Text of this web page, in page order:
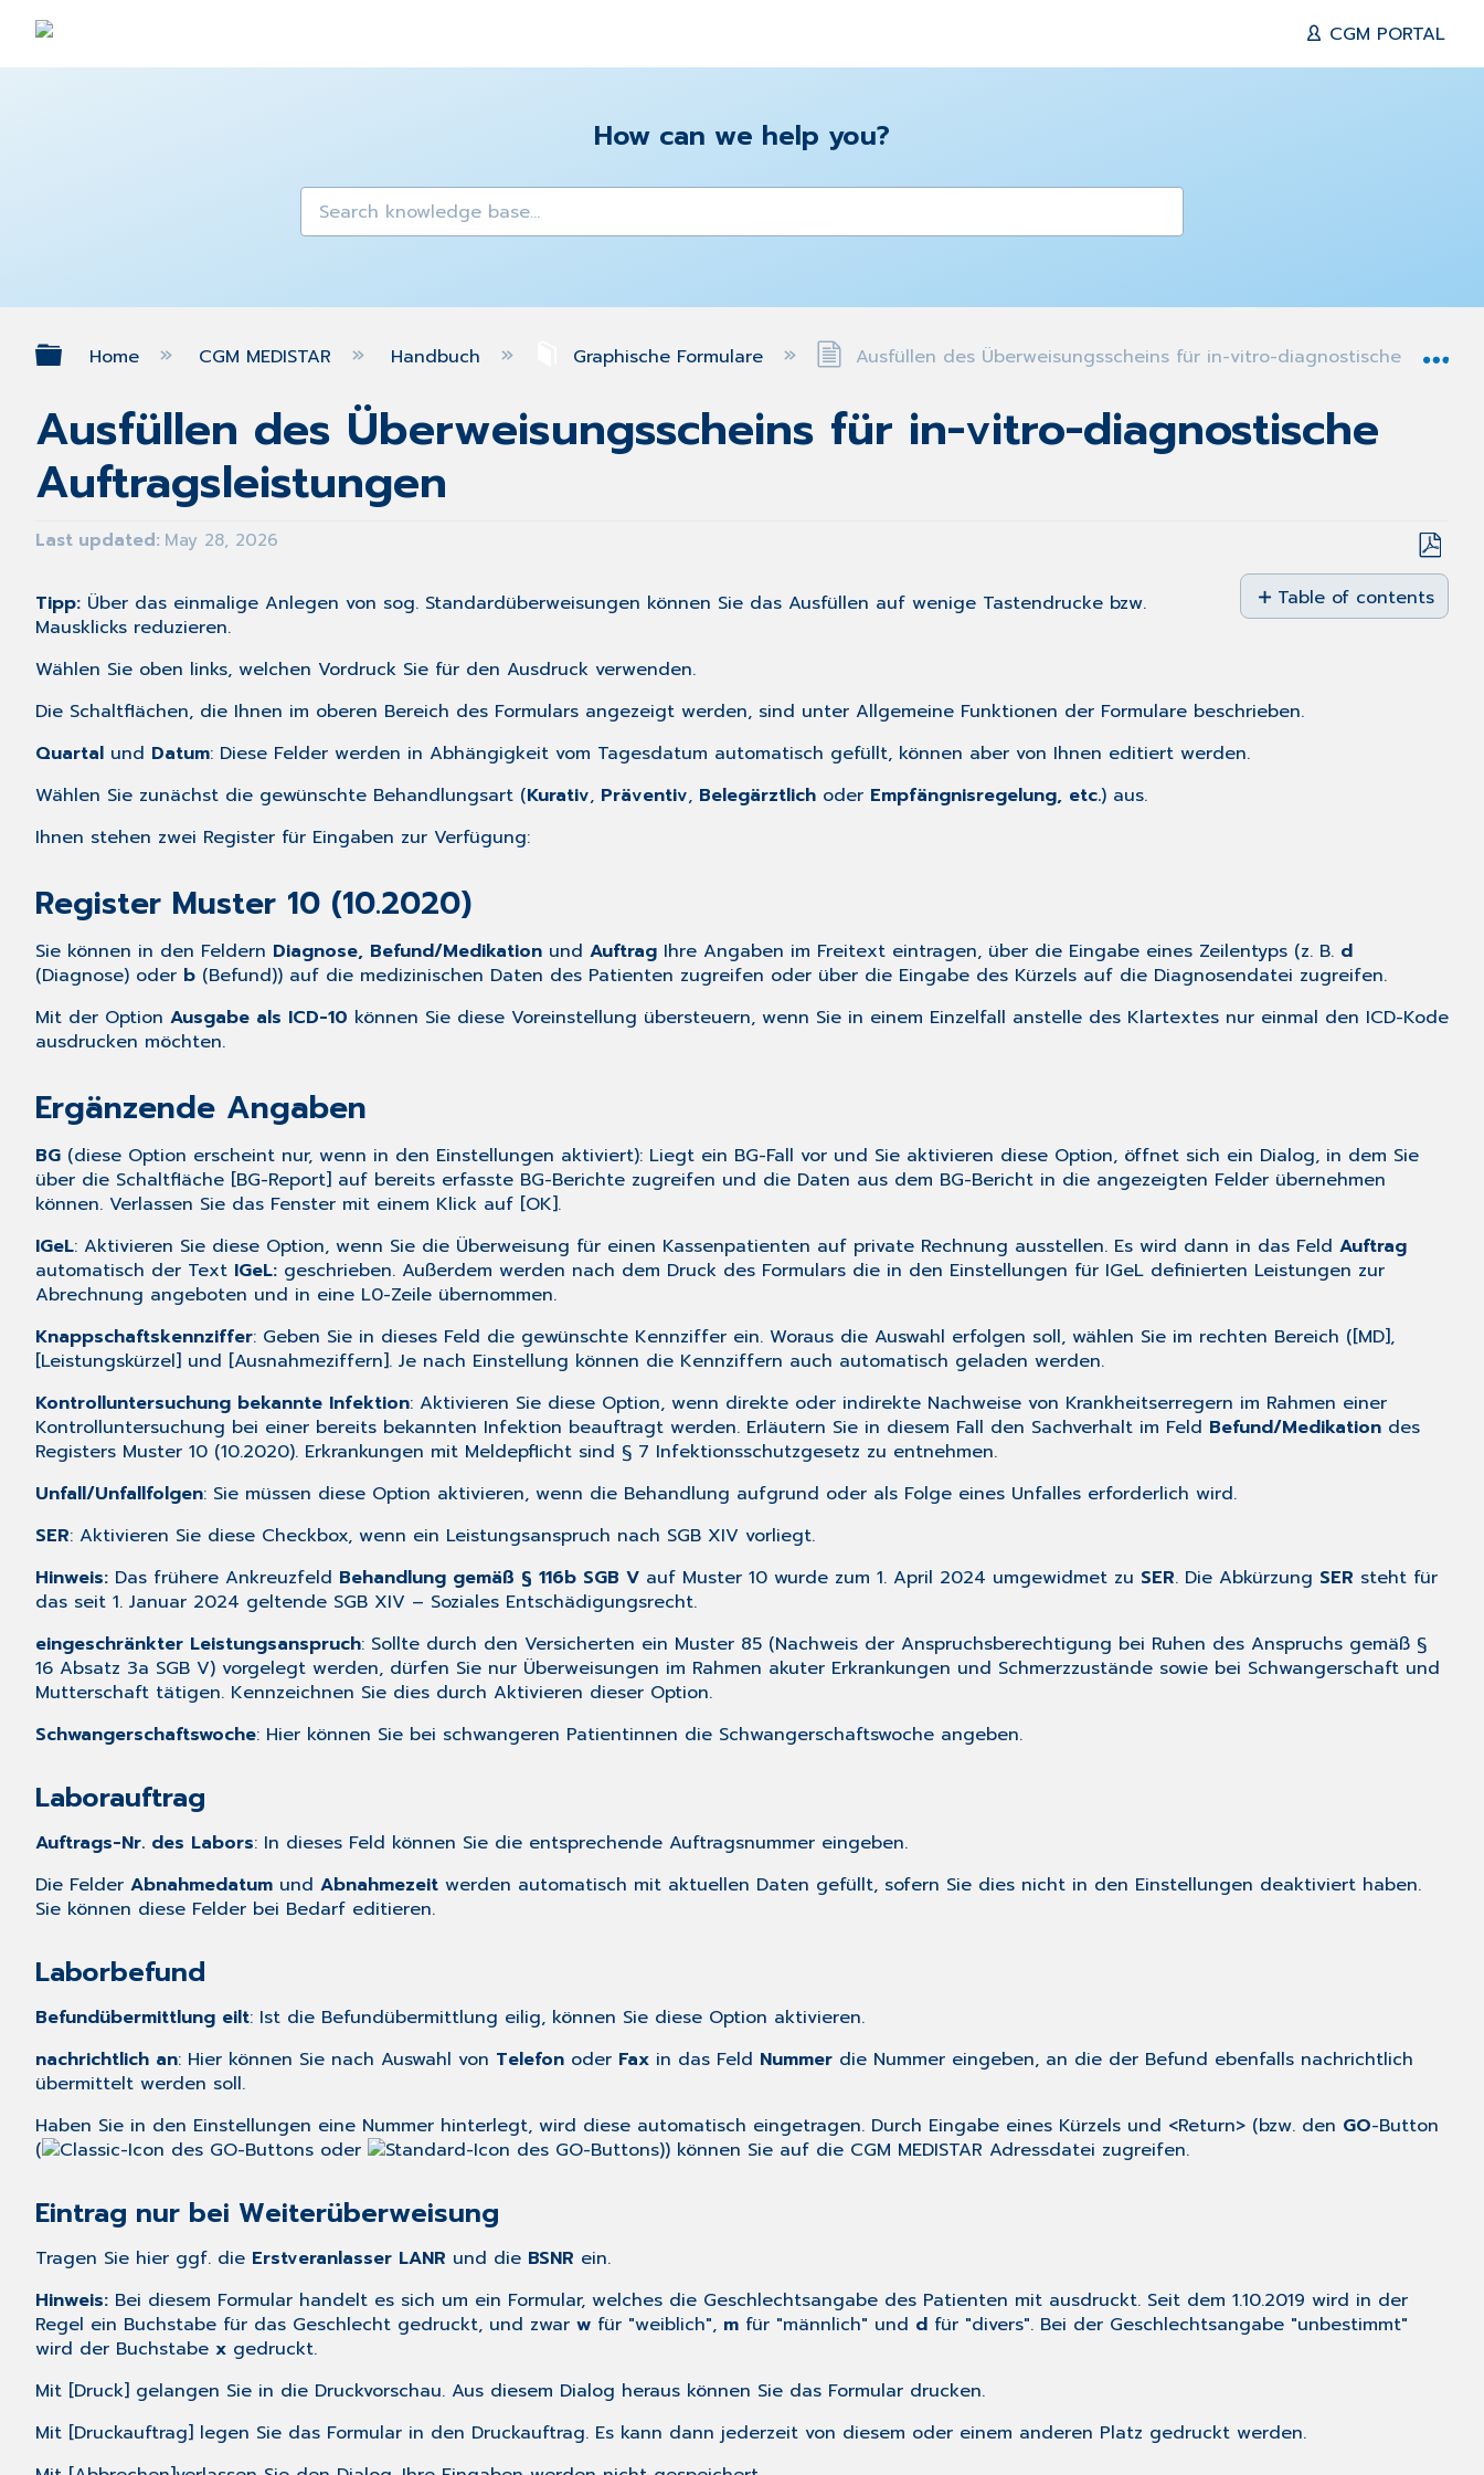
CGM PORTAL
How can we help you?
Expand/collapse global hierarchy
Home CGM MEDISTAR Handbuch Graphische Formulare Ausfüllen des Überweisungsscheins für in-vitro-diagnostische
Ausfüllen des Überweisungsscheins für in-vitro-diagnostische
Auftragsleistungen
Last updated May 28, 2026
Save
as
PDF
Table of contents
(10.2020)
Tipp: Über das einmalige Anlegen von sog. Standardüberweisungen können Sie das Ausfüllen auf wenige Tastendrucke bzw.
Mausklicks reduzieren.
Wählen Sie oben links, welchen Vordruck Sie für den Ausdruck verwenden.
Die Schaltflächen, die Ihnen im oberen Bereich des Formulars angezeigt werden, sind unter Allgemeine Funktionen der Formulare beschrieben.
Quartal und Datum: Diese Felder werden in Abhängigkeit vom Tagesdatum automatisch gefüllt, können aber von Ihnen editiert werden.
Wählen Sie zunächst die gewünschte Behandlungsart (Kurativ, Präventiv, Belegärztlich oder Empfängnisregelung, etc.) aus.
Ihnen stehen zwei Register für Eingaben zur Verfügung:
Register Muster 10 (10.2020)
Sie können in den Feldern Diagnose, Befund/Medikation und Auftrag Ihre Angaben im Freitext eintragen, über die Eingabe eines Zeilentyps (z. B. d
(Diagnose) oder b (Befund)) auf die medizinischen Daten des Patienten zugreifen oder über die Eingabe des Kürzels auf die Diagnosendatei zugreifen.
Mit der Option Ausgabe als ICD-10 können Sie diese Voreinstellung übersteuern, wenn Sie in einem Einzelfall anstelle des Klartextes nur einmal den ICD-Kode
ausdrucken möchten.
Ergänzende Angaben
BG (diese Option erscheint nur, wenn in den Einstellungen aktiviert): Liegt ein BG-Fall vor und Sie aktivieren diese Option, öffnet sich ein Dialog, in dem Sie
über die Schaltfläche [BG-Report] auf bereits erfasste BG-Berichte zugreifen und die Daten aus dem BG-Bericht in die angezeigten Felder übernehmen
können. Verlassen Sie das Fenster mit einem Klick auf [OK].
IGeL: Aktivieren Sie diese Option, wenn Sie die Überweisung für einen Kassenpatienten auf private Rechnung ausstellen. Es wird dann in das Feld Auftrag
automatisch der Text IGeL: geschrieben. Außerdem werden nach dem Druck des Formulars die in den Einstellungen für IGeL definierten Leistungen zur
Abrechnung angeboten und in eine L0-Zeile übernommen.
Knappschaftskennziffer: Geben Sie in dieses Feld die gewünschte Kennziffer ein. Woraus die Auswahl erfolgen soll, wählen Sie im rechten Bereich ([MD],
[Leistungskürzel] und [Ausnahmeziffern]. Je nach Einstellung können die Kennziffern auch automatisch geladen werden.
Kontrolluntersuchung bekannte Infektion: Aktivieren Sie diese Option, wenn direkte oder indirekte Nachweise von Krankheitserregern im Rahmen einer
Kontrolluntersuchung bei einer bereits bekannten Infektion beauftragt werden. Erläutern Sie in diesem Fall den Sachverhalt im Feld Befund/Medikation des
Registers Muster 10 (10.2020). Erkrankungen mit Meldepflicht sind § 7 Infektionsschutzgesetz zu entnehmen.
Unfall/Unfallfolgen: Sie müssen diese Option aktivieren, wenn die Behandlung aufgrund oder als Folge eines Unfalles erforderlich wird.
SER: Aktivieren Sie diese Checkbox, wenn ein Leistungsanspruch nach SGB XIV vorliegt.
Hinweis: Das frühere Ankreuzfeld Behandlung gemäß § 116b SGB V auf Muster 10 wurde zum 1. April 2024 umgewidmet zu SER. Die Abkürzung SER steht für
das seit 1. Januar 2024 geltende SGB XIV – Soziales Entschädigungsrecht.
eingeschränkter Leistungsanspruch: Sollte durch den Versicherten ein Muster 85 (Nachweis der Anspruchsberechtigung bei Ruhen des Anspruchs gemäß §
16 Absatz 3a SGB V) vorgelegt werden, dürfen Sie nur Überweisungen im Rahmen akuter Erkrankungen und Schmerzzustände sowie bei Schwangerschaft und
Mutterschaft tätigen. Kennzeichnen Sie dies durch Aktivieren dieser Option.
Schwangerschaftswoche: Hier können Sie bei schwangeren Patientinnen die Schwangerschaftswoche angeben.
Laborauftrag
Auftrags-Nr. des Labors: In dieses Feld können Sie die entsprechende Auftragsnummer eingeben.
Die Felder Abnahmedatum und Abnahmezeit werden automatisch mit aktuellen Daten gefüllt, sofern Sie dies nicht in den Einstellungen deaktiviert haben.
Sie können diese Felder bei Bedarf editieren.
Laborbefund
Befundübermittlung eilt: Ist die Befundübermittlung eilig, können Sie diese Option aktivieren.
nachrichtlich an: Hier können Sie nach Auswahl von Telefon oder Fax in das Feld Nummer die Nummer eingeben, an die der Befund ebenfalls nachrichtlich
übermittelt werden soll.
Haben Sie in den Einstellungen eine Nummer hinterlegt, wird diese automatisch eingetragen. Durch Eingabe eines Kürzels und <Return> (bzw. den GO-Button
(
oder )) können Sie auf die CGM MEDISTAR Adressdatei zugreifen.
Eintrag nur bei Weiterüberweisung
Tragen Sie hier ggf. die Erstveranlasser LANR und die BSNR ein.
Hinweis: Bei diesem Formular handelt es sich um ein Formular, welches die Geschlechtsangabe des Patienten mit ausdruckt. Seit dem 1.10.2019 wird in der
Regel ein Buchstabe für das Geschlecht gedruckt, und zwar w für "weiblich", m für "männlich" und d für "divers". Bei der Geschlechtsangabe "unbestimmt"
wird der Buchstabe x gedruckt.
Mit [Druck] gelangen Sie in die Druckvorschau. Aus diesem Dialog heraus können Sie das Formular drucken.
Mit [Druckauftrag] legen Sie das Formular in den Druckauftrag. Es kann dann jederzeit von diesem oder einem anderen Platz gedruckt werden.